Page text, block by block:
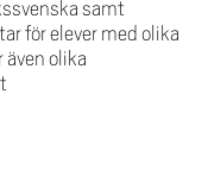
samt
för elever med olika
olika